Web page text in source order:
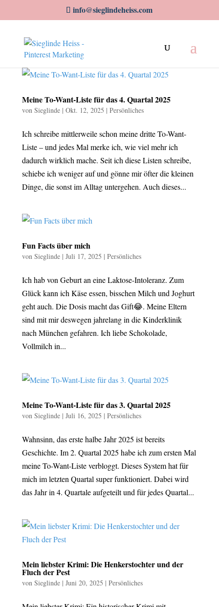
info@sieglindeheiss.com
Meine To-Want-Liste für das 4. Quartal 2025
von Sieglinde| Okt. 12, 2025 | Persönliches
Ich schreibe mittlerweile schon meine dritte To-Want-
Liste – und jedes Mal merke ich, wie viel mehr ich
dadurch wirklich mache. Seit ich diese Listen schreibe,
schiebe ich weniger auf und gönne mir öfter die kleinen
Dinge, die sonst im Alltag untergehen. Auch dieses...
Fun Facts über mich
von Sieglinde| Juli 17, 2025 | Persönliches
Ich hab von Geburt an eine Laktose-Intoleranz. Zum
Glück kann ich Käse essen, bisschen Milch und Joghurt
geht auch. Die Dosis macht das Gift😂. Meine Eltern
sind mit mir deswegen jahrelang in die Kinderklinik
nach München gefahren. Ich liebe Schokolade,
Vollmilch in...
Meine To-Want-Liste für das 3. Quartal 2025
von Sieglinde| Juli 16, 2025 | Persönliches
Wahnsinn, das erste halbe Jahr 2025 ist bereits
Geschichte. Im 2. Quartal 2025 habe ich zum ersten Mal
meine To-Want-Liste verbloggt. Dieses System hat für
mich im letzten Quartal super funktioniert. Dabei wird
das Jahr in 4. Quartale aufgeteilt und für jedes Quartal...
Mein liebster Krimi: Die Henkerstochter und der
Fluch der Pest
von Sieglinde| Juni 20, 2025 | Persönliches